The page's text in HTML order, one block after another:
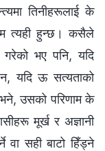
तिनीहरूलाई के
त्यही हुन्छ। कसैले
गरेको भए पनि, यदि
यदि ऊ सत्यताको
भने, उसको परिणाम के
मूर्ख र अज्ञानी
वा सही बाटो हिँड्ने